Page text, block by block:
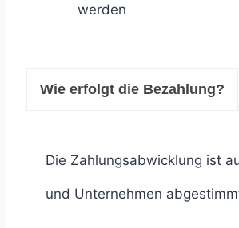
werden
Wie erfolgt die Bezahlung?
Die Zahlungsabwicklung ist
und Unternehmen